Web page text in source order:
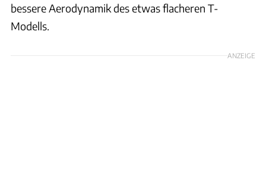
bessere Aerodynamik des etwas flacheren T-
Modells.
ANZEIGE